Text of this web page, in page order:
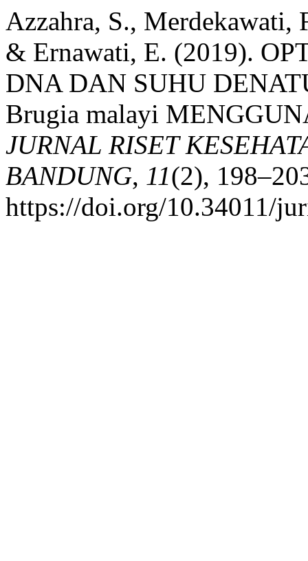
Azzahra, S., Merdekawati,
& Ernawati, E. (2019).
DNA DAN SUHU
Brugia malayi
JURNAL RISET
BANDUNG, 11(2),
https://doi.org/10.34011/